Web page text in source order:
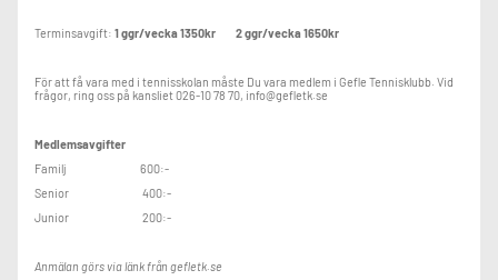
Terminsavgift: 1 ggr/vecka 1350kr 2 ggr/vecka 1650kr
För att få vara med i tennisskolan måste Du vara medlem i Gefle Tennisklubb. Vid
frågor, ring oss på kansliet 026-10 78 70, info@gefletk.se
Medlemsavgifter
Familj 600:-
Senior 400:-
Junior 200:-
Anmälan görs via länk från gefletk.se